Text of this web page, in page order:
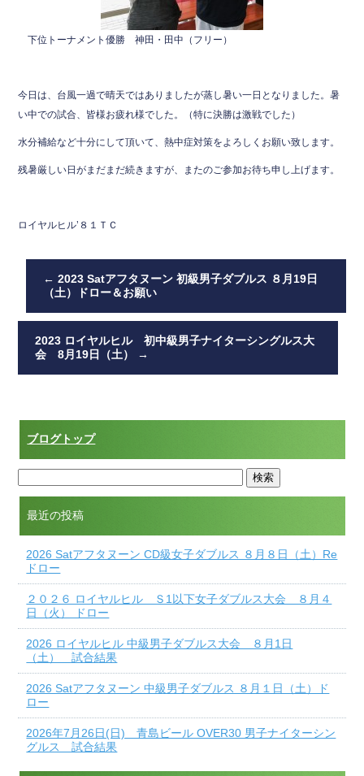
下位トーナメント優勝 神田・田中（フリー）
今日は、台風一過で晴天ではありましたが蒸し暑い一日となりました。暑
い中での試合、皆様お疲れ様でした。（特に決勝は激戦でした）
水分補給など十分にして頂いて、熱中症対策をよろしくお願い致します。
残暑厳しい日がまだまだ続きますが、またのご参加お待ち申し上げます。
ロイヤルヒル’８１ＴＣ
← 2023 Satアフタヌーン 初級男子ダブルス ８月19日
（土）ドロー＆お願い
2023 ロイヤルヒル 初中級男子ナイターシングルス大
会 8月19日（土）
→
ブログトップ
最近の投稿
2026 Satアフタヌーン CD級女子ダブルス ８月８日（土）Re
ドロー
２０２６ ロイヤルヒル Ｓ1以下女子ダブルス大会 ８月４
日（火） ドロー
2026 ロイヤルヒル 中級男子ダブルス大会 ８月1日
（土） 試合結果
2026 Satアフタヌーン 中級男子ダブルス ８月１日（土）ド
ロー
2026年7月26日(日) 青島ビール OVER30 男子ナイターシン
グルス 試合結果